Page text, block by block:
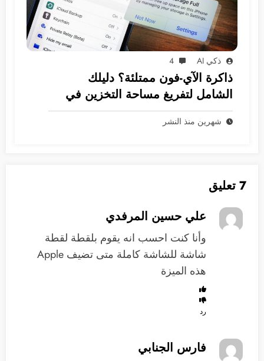
ذكي AI 4
ذاكرة الآي-فون ممتلئة؟ دليلك
الشامل لتفريغ مساحة التخزين في
نظام iOS
شهرين منذ النشر
7 تعليق
علي حسين المرفدي
‏وأنا كنت احسب انه يقوم ‏بلقطة لقطة
شاشة للشاشة كاملة متى تضيف Apple
هذه الميزة
رد
فارس الجنابي